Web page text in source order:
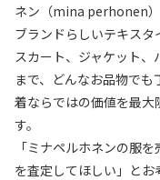
ネン（mina perhonen）
ブランドらしいテキスタ
スカート、ジャケット
まで、どんなお品物で
着ならではの価値を最
す。
「ミナペルホネンの服
を査定してほしい」と